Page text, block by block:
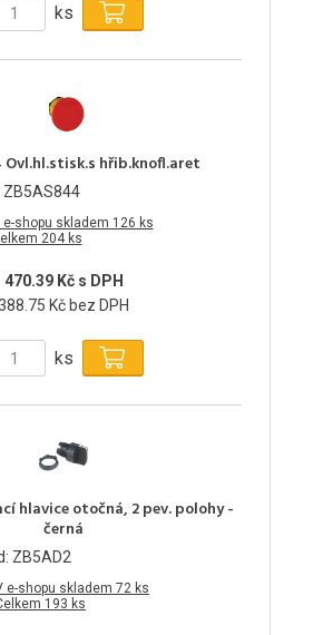
ks
Ovl.hl.stisk.s hřib.knofl.aret
ZB5AS844
e-shopu skladem 126 ks
204 ks
470.39 Kč s DPH
Kč bez DPH
ks
hlavice otočná, 2 pev. polohy -
černá
ZB5AD2
e-shopu skladem 72 ks
193 ks